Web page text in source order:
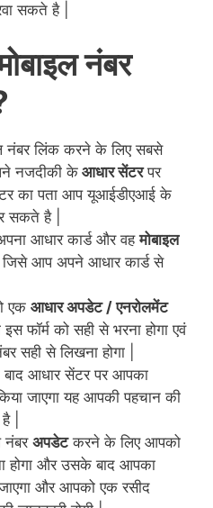
सकते है |
नंबर
नंबर लिंक करने के लिए सबसे
नजदीकी के आधार सेंटरपर
का पता आप यूआईडीएआई के
सकते है |
आधार कार्ड और वहमोबाइल
जिसे आप अपने आधार कार्ड से
एक आधार अपडेट / एनरोलमेंट
फॉर्म को सही से भरना होगा एवं
सही से लिखना होगा |
बाद आधार सेंटर पर आपका
जाएगा यह आपकी पहचान की
|
नंबर अपडेटकरने के लिए आपको
होगा और उसके बाद आपका
और आपको एक रसीद